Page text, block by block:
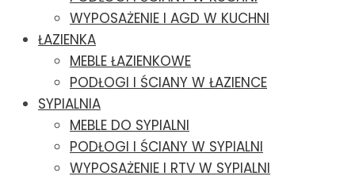
WYPOSAŻENIE I AGD W KUCHNI
ŁAZIENKA
MEBLE ŁAZIENKOWE
PODŁOGI I ŚCIANY W ŁAZIENCE
SYPIALNIA
MEBLE DO SYPIALNI
PODŁOGI I ŚCIANY W SYPIALNI
WYPOSAŻENIE I RTV W SYPIALNI